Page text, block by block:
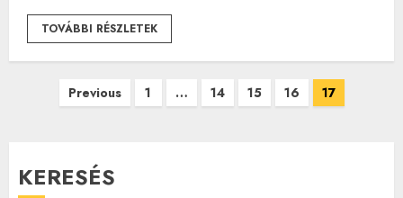
TOVÁBBI RÉSZLETEK
Bejegyzések
Previous 1 … 14 15 16 17
KERESÉS